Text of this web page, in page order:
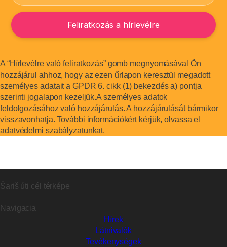
A “Hírlevélre való feliratkozás” gomb megnyomásával Ön
hozzájárul ahhoz, hogy az ezen űrlapon keresztül megadott
személyes adatait a GPDR 6. cikk (1) bekezdés a) pontja
szerinti jogalapon kezeljük.A személyes adatok
feldolgozásához való hozzájárulás. A hozzájárulását bármikor
visszavonhatja. További információkért kérjük, olvassa el
adatvédelmi szabályzatunkat.
Šariš úti cél térképe
Navigacia
Hírek
Látnivalók
Tevékenységek